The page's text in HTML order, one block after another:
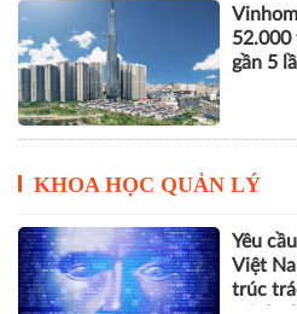
52.000
gần 5
KHOA HỌC QUẢN LÝ
Yêu
Việt
trúc